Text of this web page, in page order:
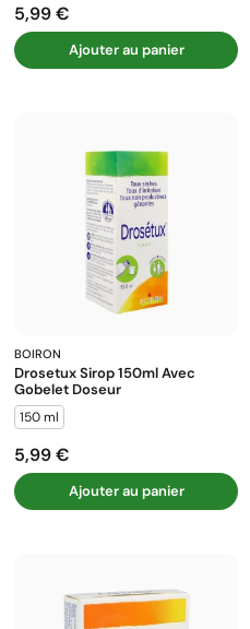
Prix
5,99 €
Ajouter au panier
BOIRON
Drosetux Sirop 150ml Avec
Gobelet Doseur
150 ml
Prix
5,99 €
Ajouter au panier